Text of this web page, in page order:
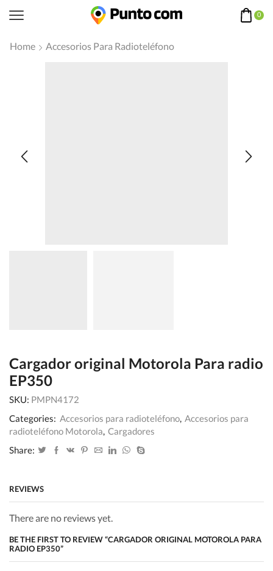
0
Home Accesorios Para Radioteléfono
Cargador original Motorola Para radio
EP350
SKU: PMPN4172
Categories: Accesorios para radioteléfono, Accesorios para
radioteléfono Motorola, Cargadores
Share:
REVIEWS
There are no reviews yet.
BE THE FIRST TO REVIEW “CARGADOR ORIGINAL MOTOROLA PARA
RADIO EP350”